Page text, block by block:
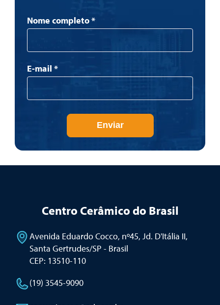
Newsletter
Nome completo*
E-mail *
Enviar
Centro Cerâmico do Brasil
Avenida Eduardo Cocco, nº45, Jd. D'Itália II,
Santa Gertrudes/SP - Brasil
CEP: 13510-110
(19) 3545-9090